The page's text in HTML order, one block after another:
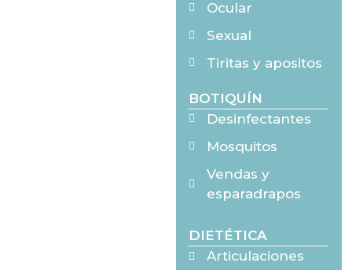
Ocular
Sexual
Tiritas y apositos
BOTIQUÍN
Desinfectantes
Mosquitos
Vendas y
esparadrapos
DIETÉTICA
Articulaciones